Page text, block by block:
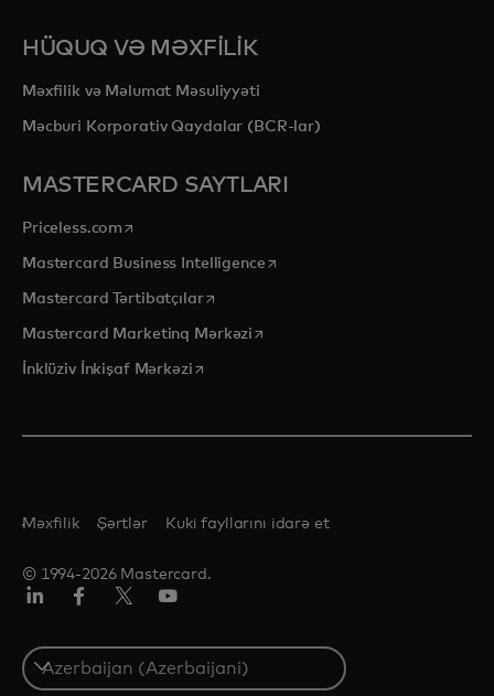
HÜQUQ VƏ MƏXFİLİK
Məxfilik və Məlumat Məsuliyyəti
Məcburi Korporativ Qaydalar (BCR-lar)
MASTERCARD SAYTLARI
Priceless.com opens in a new tab
Mastercard Business Intelligenceopens in a new tab
Mastercard Tərtibatçılaropens in a new tab
Mastercard Marketinq Mərkəzi opens in a new tab
İnklüziv İnkişaf Mərkəziopens in a new tab
© 1994-2026 Mastercard.
Məxfilik Şərtlər Kuki fayllarını idarə et
Select
a
country